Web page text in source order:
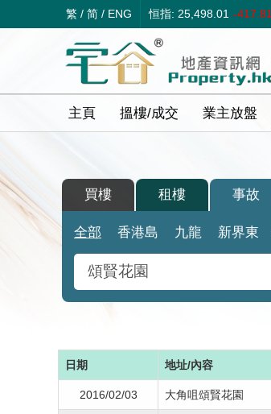
繁 / 简 / ENG 恒指: 25,498.01 -417.81
主頁 搵樓/成交 業主放盤
買樓 租樓 事故
全部 香港島 九龍 新界東
日期 地址/內容
2016/02/03 大角咀頌賢花園